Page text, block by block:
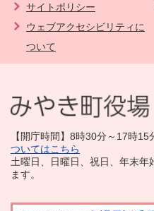
サイトポリシー
ウェブアクセシビリティに
ついて
【開庁時間】8時30分～17時
ついてはこちら
土曜日、日曜日、祝日、年末
ます。